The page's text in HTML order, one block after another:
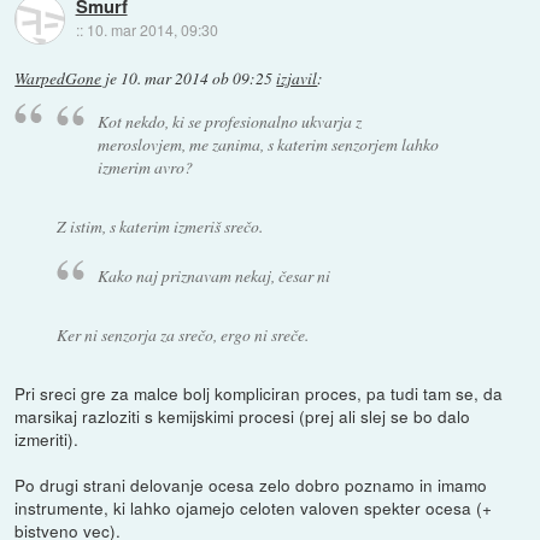
Smurf
:: 10. mar 2014, 09:30
WarpedGone je 10. mar 2014 ob 09:25izjavil:
Kot nekdo, ki se profesionalno ukvarja z
meroslovjem, me zanima, s katerim senzorjem lahko
izmerim avro?
Z istim, s katerim izmeriš srečo.
Kako naj priznavam nekaj, česar ni
Ker ni senzorja za srečo, ergo ni sreče.
Pri sreci gre za malce bolj kompliciran proces, pa tudi tam se, da
marsikaj razloziti s kemijskimi procesi (prej ali slej se bo dalo
izmeriti).
Po drugi strani delovanje ocesa zelo dobro poznamo in imamo
instrumente, ki lahko ojamejo celoten valoven spekter ocesa (+
bistveno vec).